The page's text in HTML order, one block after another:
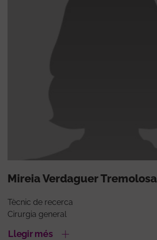
Mireia Verdaguer Tremolosa
Tècnic de recerca
Cirurgia general
Llegir més